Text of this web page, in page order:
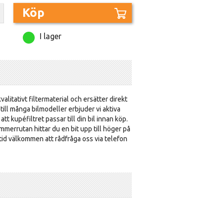
Köp
I lager
filtermaterial och ersätter direkt
många bilmodeller erbjuder vi aktiva
kupéfiltret passar till din bil innan köp.
hittar du en bit upp till höger på
välkommen att rådfråga oss via telefon